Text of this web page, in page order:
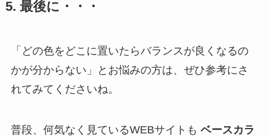
5. 最後に・・・
「どの色をどこに置いたらバランスが良くなるの
かが分からない」とお悩みの方は、ぜひ参考にさ
れてみてくださいね。
普段、何気なく見ているWEBサイトも ベースカラ